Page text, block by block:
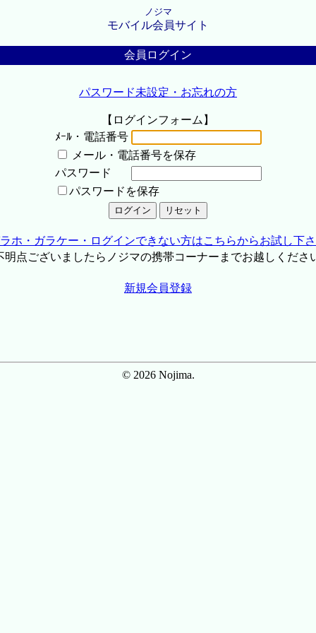
ノジマ
モバイル会員サイト
会員ログイン
パスワード未設定・お忘れの方
【ログインフォーム】
ﾒｰﾙ・電話番号
メール・電話番号を保存
パスワード
パスワードを保存
ホ・ガラケー・ログインできない方はこちらからお試し下
点ございましたらノジマの携帯コーナーまでお越しくださ
新規会員登録
© 2026 Nojima.